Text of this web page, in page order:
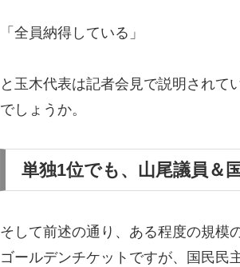
「全員納得している」
と玉木代表は記者会見で説明されて
でしょうか。
単独1位でも、山尾議員＆
そして前述の通り、ある程度の規模
ゴールデンチケットですが、国民民